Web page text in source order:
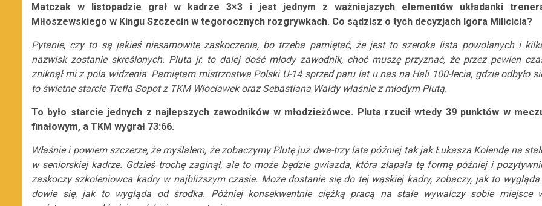
Matczak w listopadzie grał w kadrze 3×3 i jest jednym z ważniejszych elementów układanki
Miłoszewskiego w Kingu Szczecin w tegorocznych rozgrywkach. Co sądzisz o tych decyzjach Igora Milicicia?
Pytanie, czy to są jakieś niesamowite zaskoczenia, bo trzeba pamiętać, że jest to szeroka lista powołanych i
nazwisk zostanie skreślonych. Pluta jr. to dalej dość młody zawodnik, choć muszę przyznać, że przez pewien
zniknął mi z pola widzenia. Pamiętam mistrzostwa Polski U-14 sprzed paru lat u nas na Hali 100-lecia, gdzie odbyło
to świetne starcie Trefla Sopot z TKM Włocławek oraz Sebastiana Waldy właśnie z młodym Plutą.
To było starcie jednych z najlepszych zawodników w młodzieżówce. Pluta rzucił wtedy 39 punktów w
finałowym, a TKM wygrał 73:66.
Właśnie i powiem szczerze, że myślałem, że zobaczymy Plutę już dwa-trzy lata później tak jak Łukasza Kolendę na
w seniorskiej kadrze. Gdzieś trochę zaginął, ale to może będzie gwiazda, która złapała tę formę później i
zaskoczy szkoleniowca kadry w najbliższym czasie. Może dostanie się do tej wąskiej kadry, zobaczy, jak to wygląda
dowie się, jak to wygląda od środka. Później konsekwentnie ciężką pracą na stałe wywalczy sobie miejsce